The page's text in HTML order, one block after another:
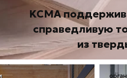
KCMA
справедливую
из